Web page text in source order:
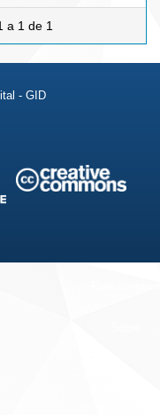
a 1 de 1
- GID